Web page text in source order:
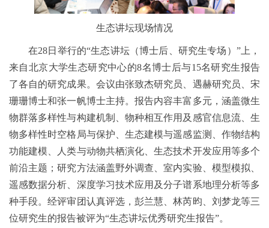
生态讲坛现场情况
在28日举行的“生态讲坛（博士后、研究生专场）”上，
来自北京大学生态研究中心的8名博士后与15名研究生报告
了各自的研究成果。会议由张致杰研究员、遇赫研究员、宋
珊珊博士和张一帆博士主持。报告内容丰富多元，涵盖微生
物群落多样性与构建机制、物种相互作用及感官信息流、生
物多样性时空格局与保护、生态建模与遥感监测、作物结构
功能建模、人类与动物共栖演化、生态技术开发应用等多个
前沿主题；研究方法涵盖野外调查、室内实验、模型模拟、
遥感数据分析、深度学习技术应用及分子谱系地理分析等多
种手段。经评审团认真评选，彭兰慧、林芮昀、刘梦龙等三
位研究生的报告被评为“生态讲坛优秀研究生报告”。